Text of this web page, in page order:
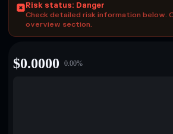
Risk status: Danger
Check detailed risk information below.
overview section.
$0.0000 0.00%